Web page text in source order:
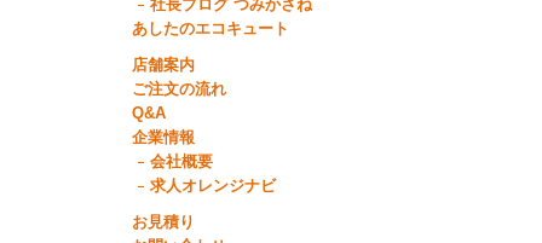
社長ブログ つみかさね
あしたのエコキュート
店舗案内
ご注文の流れ
Q&A
企業情報
会社概要
求人オレンジナビ
お見積り